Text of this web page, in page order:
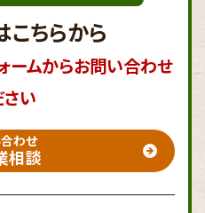
ちらから
ームからお問い合わせ
さい
わせ
相談